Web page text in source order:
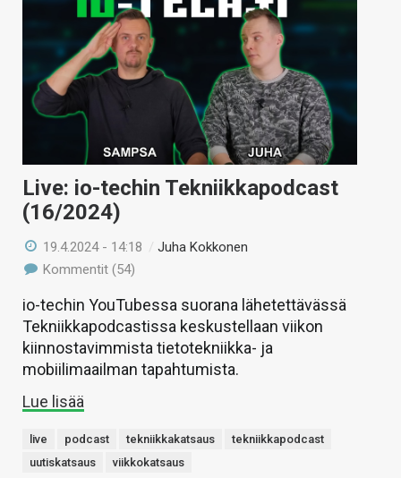
Live: io-techin Tekniikkapodcast
(16/2024)
19.4.2024 - 14:18 /Juha Kokkonen
Kommentit (54)
io-techin YouTubessa suorana lähetettävässä
Tekniikkapodcastissa keskustellaan viikon
kiinnostavimmista tietotekniikka- ja
mobiilimaailman tapahtumista.
Lue lisää
live podcast tekniikkakatsaus
tekniikkapodcast
uutiskatsaus
viikkokatsaus